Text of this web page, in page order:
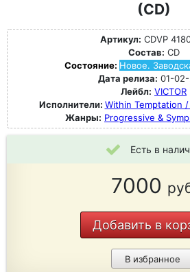
(CD)
Артикул: CDVP
Состав: CD
Состояние: Новое.
Дата релиза: 01-
Лейбл: VICTOR
Исполнители: Within Temptation
Жанры: Progressive &
Есть в
7000
Добавить в
В избранное